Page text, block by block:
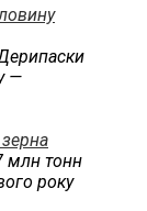
—
млн тонн
року